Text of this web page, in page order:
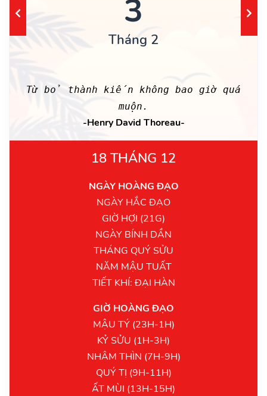
3
Tháng 2
Từ bỏ thành kiến không bao giờ quá
muộn.
-Henry David Thoreau-
18 THÁNG 12
NGÀY HOÀNG ĐẠO
NGÀY HẮC ĐẠO
GIỜ HỢI (21G)
NGÀY BÍNH DẦN
THÁNG QUÝ SỬU
NĂM MẬU TUẤT
TIẾT KHÍ: ĐẠI HÀN
GIỜ HOÀNG ĐẠO
MẬU TÝ (23H-1H)
KỶ SỬU (1H-3H)
NHÂM THÌN (7H-9H)
QUÝ TỊ (9H-11H)
ẤT MÙI (13H-15H)